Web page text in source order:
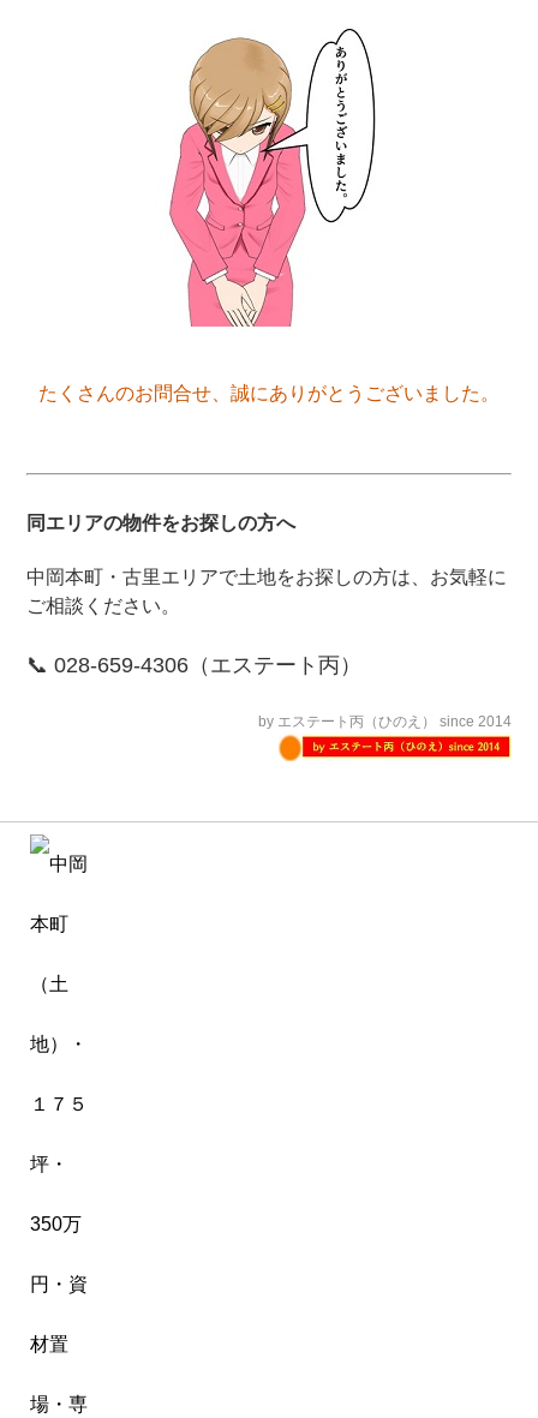
たくさんのお問合せ、誠にありがとうございました。
同エリアの物件をお探しの方へ
中岡本町・古里エリアで土地をお探しの方は、お気軽に
ご相談ください。
📞 028-659-4306（エステート丙）
by エステート丙（ひのえ） since 2014